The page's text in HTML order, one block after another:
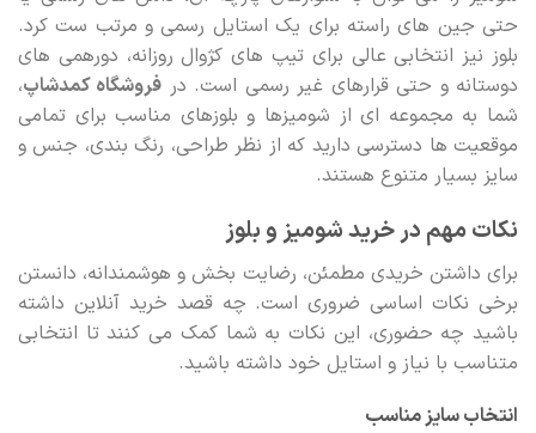
حتی جین های راسته برای یک استایل رسمی و مرتب ست کرد.
بلوز نیز انتخابی عالی برای تیپ های کژوال روزانه، دورهمی های
دوستانه و حتی قرارهای غیر رسمی است. در فروشگاه کمدشاپ،
شما به مجموعه ای از شومیزها و بلوزهای مناسب برای تمامی
موقعیت ها دسترسی دارید که از نظر طراحی، رنگ بندی، جنس و
سایز بسیار متنوع هستند.
نکات مهم در خرید شومیز و بلوز
برای داشتن خریدی مطمئن، رضایت بخش و هوشمندانه، دانستن
برخی نکات اساسی ضروری است. چه قصد خرید آنلاین داشته
باشید چه حضوری، این نکات به شما کمک می کنند تا انتخابی
متناسب با نیاز و استایل خود داشته باشید.
انتخاب سایز مناسب